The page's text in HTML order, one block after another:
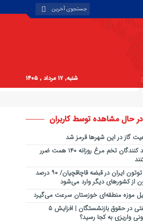
شنبه, ۱۷ مرداد , ۱۴۰۵
در حال مشاهده توسط کاربران
گاز در این شهرها قرمز شد
تولید کنندگان تخم مرغ روزانه ۱۴۰ همت ضرر
بازار توتون ایران در قبضه قاچاقچیان/ ۹۰ درصد
از کشورهای دیگر وارد می‌شود
موزه منطقه‌ای خوزستان سرعت می‌گیرد
شگفتی در حقوق بازنشستگان | افزایش ۵
واریزی به کجا رسید؟